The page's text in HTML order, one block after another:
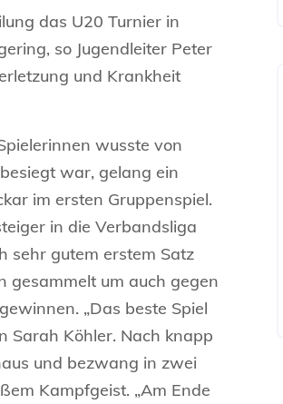
das U20 Turnier in
so Jugendleiter Peter
und Krankheit
wusste von
war, gelang ein
im ersten Gruppenspiel.
in die Verbandsliga
sehr gutem erstem Satz
gesammelt um auch gegen
„Das beste Spiel
Sarah Köhler. Nach knapp
und bezwang in zwei
Kampfgeist. „Am Ende